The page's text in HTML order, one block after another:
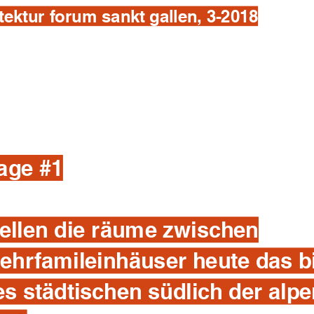
forum sankt gallen, 3-2018
#1
die räume zwischen
heute das
städtischen südlich der